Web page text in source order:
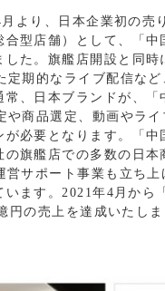
より、日本企業初の売
型店舗）として、「
た。旗艦店開設と同
期的なライブ配信な
、日本ブランドが、
商品選定、動画やラ
が必要となります。「
旗艦店での多数の日
営サポート事業も立ち
ます。2021年4月か
の売上を達成いたしま